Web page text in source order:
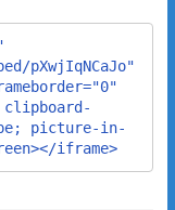
pXwjIqNCaJo"
clipboard-
picture-in-
iframe>